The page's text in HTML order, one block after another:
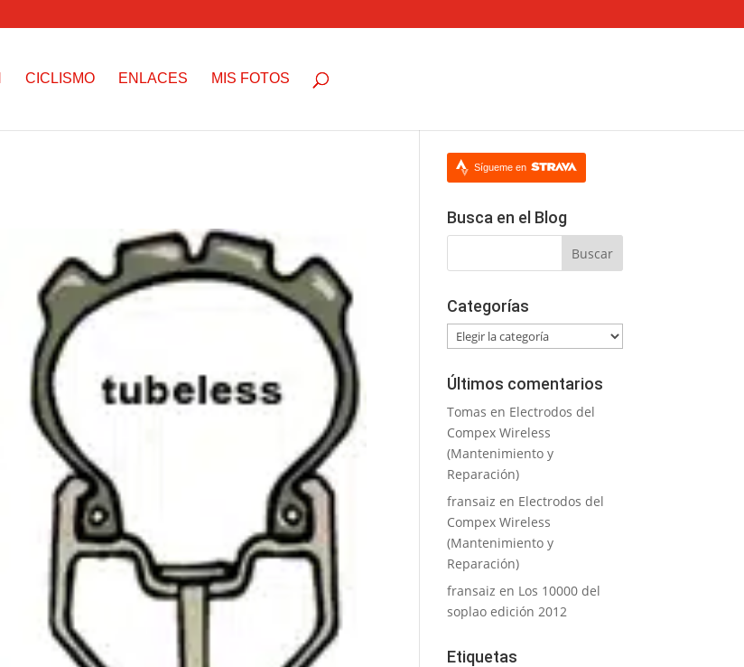
CICLISMO ENLACES MIS FOTOS
Sígueme en
Busca en el Blog
Categorías
Categorías
Últimos comentarios
Tomas en Electrodos del
Compex Wireless
(Mantenimiento y
Reparación)
fransaiz en Electrodos del
Compex Wireless
(Mantenimiento y
Reparación)
fransaiz en Los 10000 del
soplao edición 2012
Etiquetas